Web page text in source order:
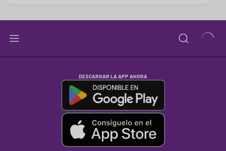
DESCARGAR LA APP AHORA